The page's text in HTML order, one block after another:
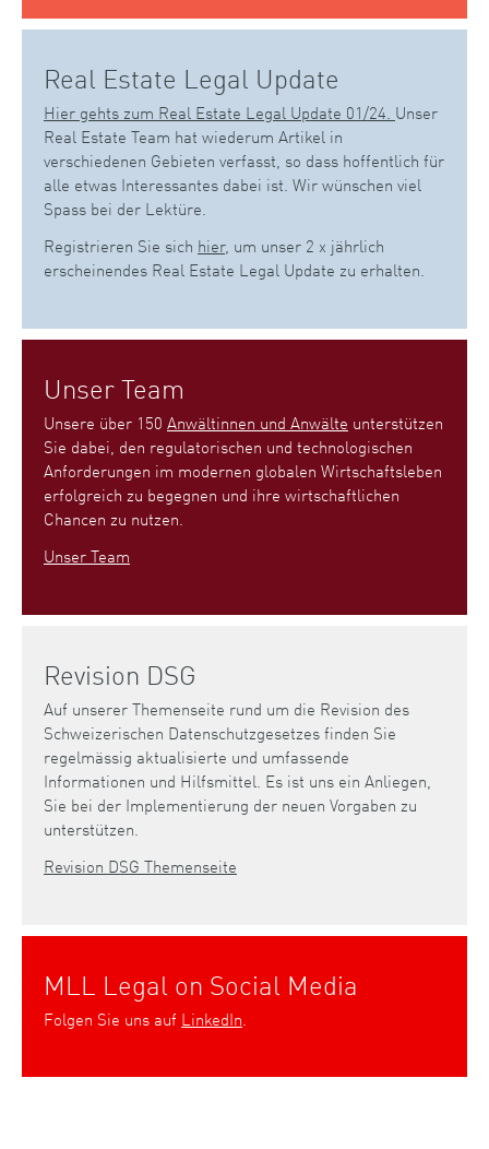
Real Estate Legal Update
Hier gehts zum Real Estate Legal Update 01/24. Unser
Real Estate Team hat wiederum Artikel in
verschiedenen Gebieten verfasst, so dass hoffentlich für
alle etwas Interessantes dabei ist. Wir wünschen viel
Spass bei der Lektüre.
Registrieren Sie sich hier, um unser 2 x jährlich
erscheinendes Real Estate Legal Update zu erhalten.
Unser Team
Unsere über 150 Anwältinnen und Anwälte unterstützen
Sie dabei, den regulatorischen und technologischen
Anforderungen im modernen globalen Wirtschaftsleben
erfolgreich zu begegnen und ihre wirtschaftlichen
Chancen zu nutzen.
Unser Team
Revision DSG
Auf unserer Themenseite rund um die Revision des
Schweizerischen Datenschutzgesetzes finden Sie
regelmässig aktualisierte und umfassende
Informationen und Hilfsmittel. Es ist uns ein Anliegen,
Sie bei der Implementierung der neuen Vorgaben zu
unterstützen.
Revision DSG Themenseite
MLL Legal on Social Media
Folgen Sie uns auf LinkedIn